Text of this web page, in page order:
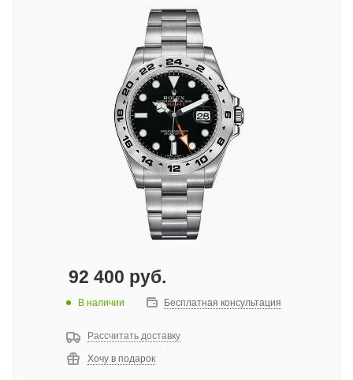
92 400 руб.
В наличии Бесплатная консультация
Рассчитать доставку
Хочу в подарок